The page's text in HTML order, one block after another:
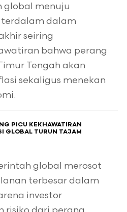
global menuju
dalam
seiring
bahwa perang
Tengah akan
sekaligus menekan
PICU KEKHAWATIRAN
GLOBAL TURUN TAJAM
global merosot
terbesar dalam
investor